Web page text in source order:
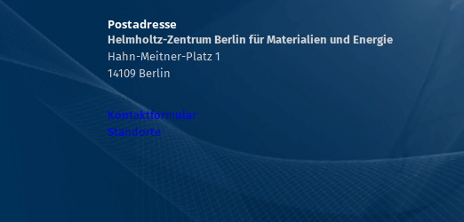
Postadresse
Helmholtz-Zentrum Berlin für Materialien und Energie
Hahn-Meitner-Platz 1
14109 Berlin
Kontaktformular
Standorte